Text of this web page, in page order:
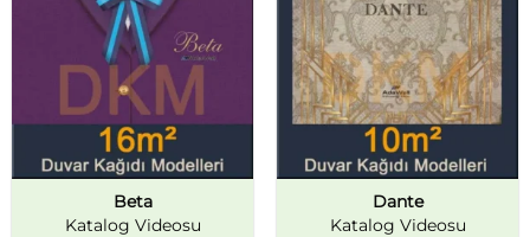
Beta
Katalog Videosu
Dante
Katalog Videosu